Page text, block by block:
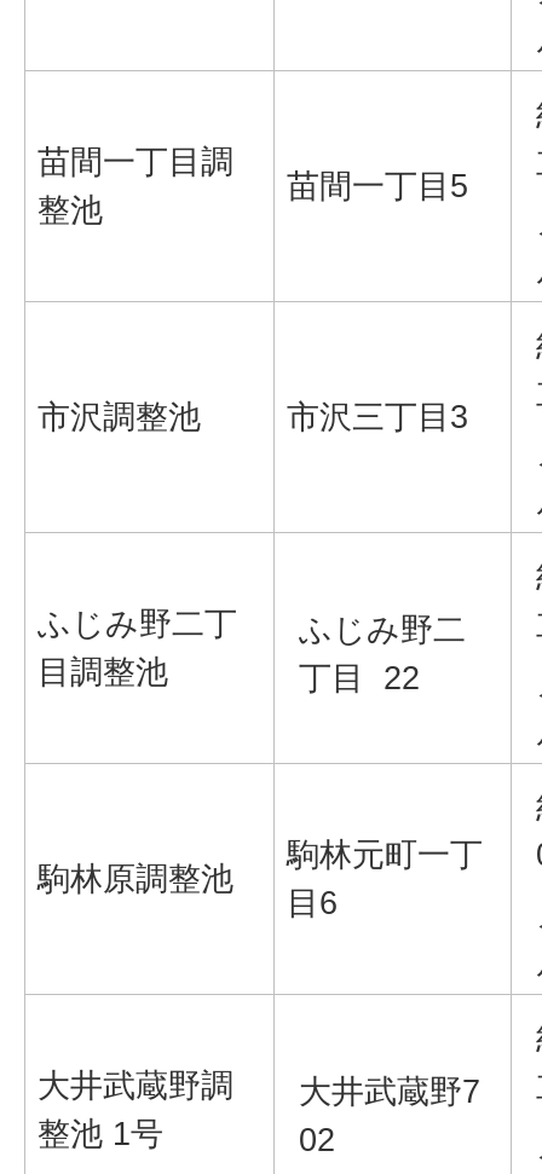
苗間一丁目調
整池
苗間一丁目5
市沢調整池 市沢三丁目3
ふじみ野二丁
目調整池
ふじみ野二
丁目 22
駒林原調整池
駒林元町一丁
目6
大井武蔵野調
整池 1号
大井武蔵野7
02